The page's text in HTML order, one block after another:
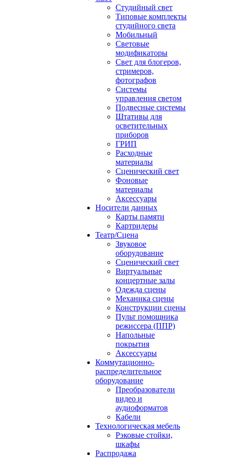
Студийный свет
Типовые комплекты
студийного света
Мобильный
Световые
модификаторы
Свет для блогеров,
стримеров,
фотографов
Системы
управления светом
Подвесные системы
Штативы для
осветительных
приборов
ГРИП
Расходные
материалы
Сценический свет
Фоновые
материалы
Аксессуары
Носители данных
Карты памяти
Картридеры
Театр/Сцена
Звуковое
оборудование
Сценический свет
Виртуальные
концертные залы
Одежда сцены
Механика сцены
Конструкции сцены
Пульт помощника
режиссера (ППР)
Напольные
покрытия
Аксессуары
Коммутационно-
распределительное
оборудование
Преобразователи
видео и
аудиоформатов
Кабели
Технологическая мебель
Рэковые стойки,
шкафы
Распродажа